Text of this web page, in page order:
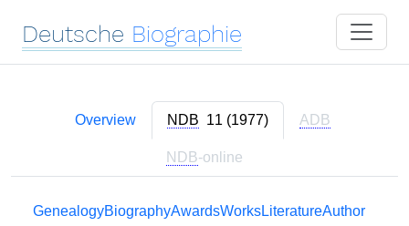
Deutsche Biographie
Overview NDB 11 (1977) ADB
NDB-online
GenealogyBiographyAwardsWorksLiteratureAuthor